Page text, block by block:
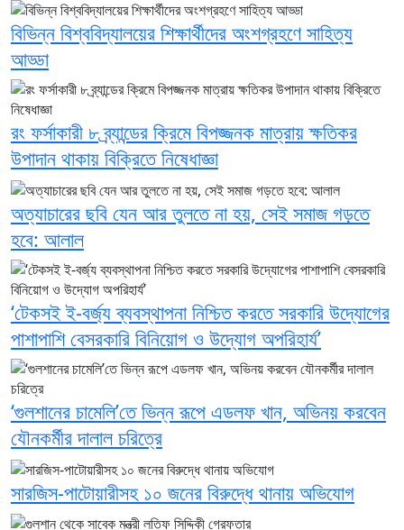
বিভিন্ন বিশ্ববিদ্যালয়ের শিক্ষার্থীদের অংশগ্রহণে সাহিত্য
আড্ডা
রং ফর্সাকারী ৮ ব্র্যান্ডের ক্রিমে বিপজ্জনক মাত্রায় ক্ষতিকর
উপাদান থাকায় বিক্রিতে নিষেধাজ্ঞা
অত্যাচারের ছবি যেন আর তুলতে না হয়, সেই সমাজ গড়তে
হবে: আলাল
‘টেকসই ই-বর্জ্য ব্যবস্থাপনা নিশ্চিত করতে সরকারি উদ্যোগের
পাশাপাশি বেসরকারি বিনিয়োগ ও উদ্যোগ অপরিহার্য’
‘গুলশানের চামেলি’তে ভিন্ন রূপে এডলফ খান, অভিনয় করবেন
যৌনকর্মীর দালাল চরিত্রে
সারজিস-পাটোয়ারীসহ ১০ জনের বিরুদ্ধে থানায় অভিযোগ